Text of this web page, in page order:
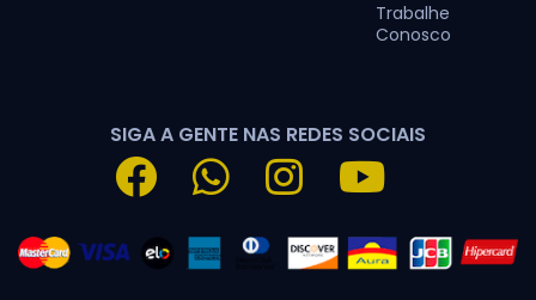
Trabalhe
Conosco
SIGA A GENTE NAS REDES SOCIAIS